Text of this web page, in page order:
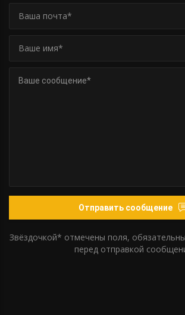
Звёздочкой* отмечены поля,
перед отправкой
Отправить сообщение